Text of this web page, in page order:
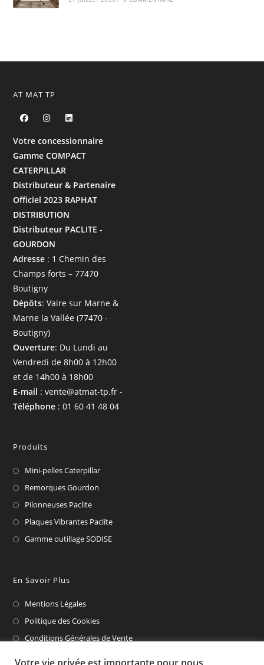
AT MAT TP
Votre concessionnaire
Gamme COMPACT
CATERPILLAR
Distributeur & Partenaire
Officiel 2023 RAPHAT
DISTRIBUTION
Distributeur PACLITE -
GOURDON
Adresse : 1 Chemin des
Champs forts – 77470
Boutigny
Dépôts: Vaire sur Marne &
Marne la Vallée (77470 -
Boutigny)
Ouverture: Du Lundi au
Vendredi de 8h00 à 12h00
et de 14h00 à 18h00
E-mail : vente@atmat-tp.fr -
Téléphone : 01 60 41 48 04
Produits
Mini-pelles Caterpillar
Remorques Gourdon
Pilonneuses Paclite
Plaques Vibrantes Paclite
Gamme outillage SODISE
En Savoir Plus
Mentions Légales
Politique des Cookies
Conditions Générales de Vente